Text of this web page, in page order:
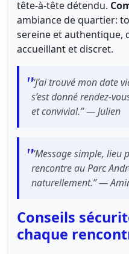
tête-à-tête détendu.
ambiance de quartier:
sereine et authentique,
accueillant et discret.
“J’ai trouvé mon date
s’est donné rendez-
et convivial.” — Julien
“Message simple,
rencontre au Parc
naturellement.” —
Conseils
chaque